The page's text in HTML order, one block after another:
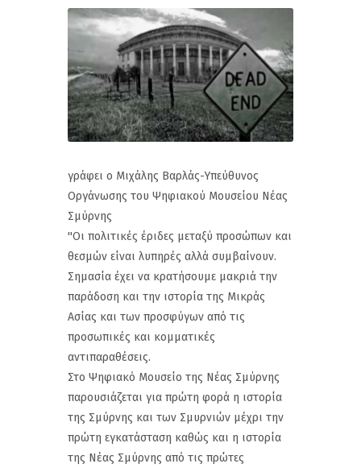
γράφει ο Μιχάλης Βαρλάς-Υπεύθυνος
Οργάνωσης του Ψηφιακού Μουσείου Νέας
Σμύρνης
''Οι πολιτικές έριδες μεταξύ προσώπων και
θεσμών είναι λυπηρές αλλά συμβαίνουν.
Σημασία έχει να κρατήσουμε μακριά την
παράδοση και την ιστορία της Μικράς
Ασίας και των προσφύγων από τις
προσωπικές και κομματικές
αντιπαραθέσεις.
Στο Ψηφιακό Μουσείο της Νέας Σμύρνης
παρουσιάζεται για πρώτη φορά η ιστορία
της Σμύρνης και των Σμυρνιών μέχρι την
πρώτη εγκατάσταση καθώς και η ιστορία
της Νέας Σμύρνης από τις πρώτες